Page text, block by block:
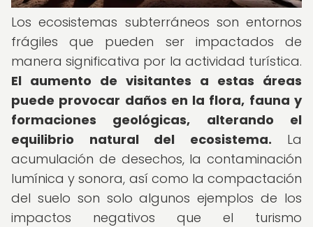
Los ecosistemas subterráneos son entornos
frágiles que pueden ser impactados de
manera significativa por la actividad turística.
El aumento de visitantes a estas áreas
puede provocar daños en la flora, fauna y
formaciones geológicas, alterando el
equilibrio natural del ecosistema. La
acumulación de desechos, la contaminación
lumínica y sonora, así como la compactación
del suelo son solo algunos ejemplos de los
impactos negativos que el turismo